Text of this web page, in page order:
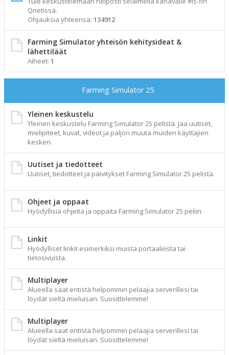
Qnetissä.
Ohjauksia yhteensä: 134912
Farming Simulator yhteisön kehitysideat &
lähettiläät
Aiheet: 1
Farming Simulator 25
Yleinen keskustelu
Yleinen keskustelu Farming Simulator 25 pelistä. Jaa uutiset,
mielipiteet, kuvat, videot ja paljon muuta muiden käyttäjien
kesken.
Uutiset ja tiedotteet
Uutiset, tiedotteet ja päivitykset Farming Simulator 25 pelistä.
Ohjeet ja oppaat
Hyödyllisiä ohjeita ja oppaita Farming Simulator 25 peliin.
Linkit
Hyödylliset linkit esimerkiksi muista portaaleista tai
tietosivuista.
Multiplayer
Alueella saat entistä helpommin pelaajia serverillesi tai
löydät sieltä mieluisan. Suosittelemme!
Multiplayer
Alueella saat entistä helpommin pelaajia serverillesi tai
löydät sieltä mieluisan. Suosittelemme!